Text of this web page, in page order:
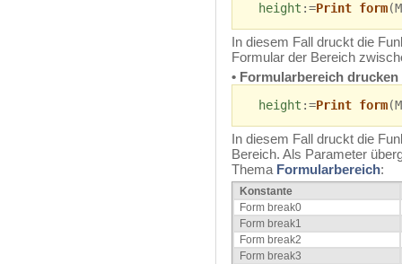
height :=Print form
In diesem Fall druckt die
Formular der Bereich
• Formularbereich drucken
height :=Print form
In diesem Fall druckt die
Bereich. Als Parameter
Thema Formularbereich:
Konstante
Form break0
Form break1
Form break2
Form break3